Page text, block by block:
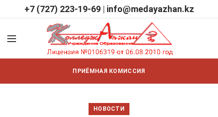
+7 (727) 223-19-69| info@medayazhan.kz
ПРИЁМНАЯ КОМИССИЯ
НОВОСТИ